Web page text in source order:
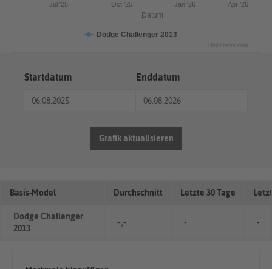
Datum
Dodge Challenger 2013
Jul '25 Oct '25 Jan '26 Apr '26
Highcharts.com
Startdatum Enddatum
Grafik aktualisieren
Basis-Model Durchschnitt Letzte 30 Tage
Dodge Challenger
2013
- ,- - -